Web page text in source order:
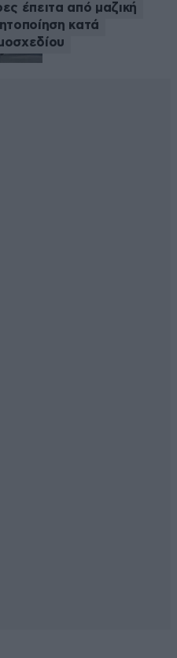
έπειτα από μαζική
κατά